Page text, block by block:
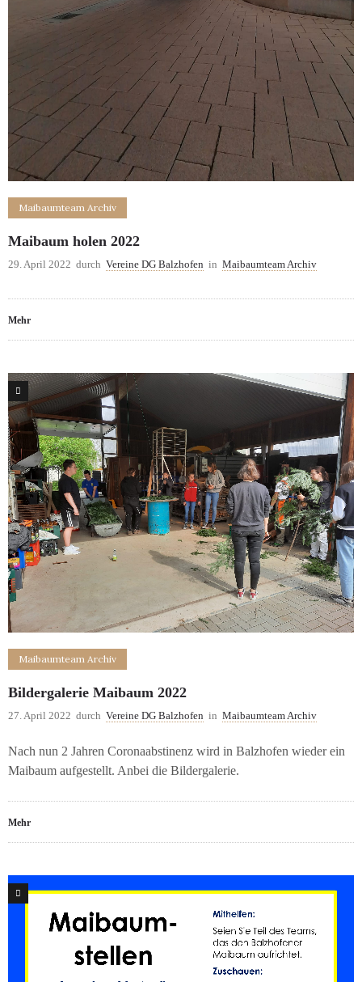
Maibaumteam Archiv
Maibaum holen 2022
29. April 2022 durch Vereine DG Balzhofen in Maibaumteam Archiv
Mehr
2
Maibaumteam Archiv
Bildergalerie Maibaum 2022
27. April 2022 durch Vereine DG Balzhofen in Maibaumteam Archiv
Nach nun 2 Jahren Coronaabstinenz wird in Balzhofen wieder ein
Maibaum aufgestellt. Anbei die Bildergalerie.
Mehr
0